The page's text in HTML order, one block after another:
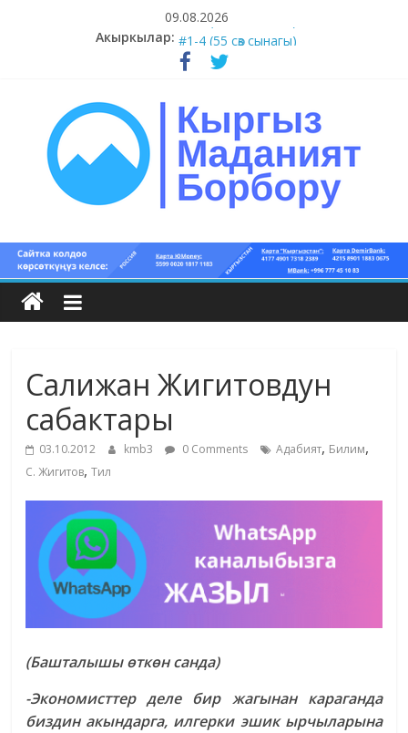
09.08.2026
Акыркылар: #5-8 (55 сөз сынагы)
#1-4 (55 сөз сынагы)
#13-14 (55 сөз сынагы)
#9-10 (55 сөз сынагы)
Кыргыз
маданият
Кыргыз
маданияты
жана
адабияты
Салижан Жигитовдун
сабактары
03.10.2012 kmb3 0 Comments Адабият, Билим,
С. Жигитов,Тил
(Башталышы өткөн санда)
-Экономисттер деле бир жагынан караганда
биздин акындарга, илгерки эшик ырчыларына